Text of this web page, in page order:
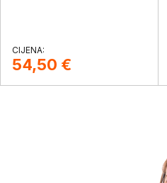
54,50 €